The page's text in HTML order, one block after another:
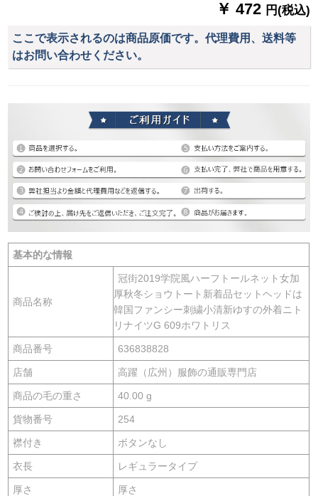
￥ 472 円(税込)
ここで表示されるのは商品原価です。代理費用、送料等
はお問い合わせください。
基本的な情報
商品名称
冠街2019学院風ハーフトールネット女加
厚秋冬ショウトート新着品セットヘッドは
韓国ファンシー刺繍小清新ゆすの外着ニト
リナイツG 609ホワトリス
商品番号 636838828
店舗 高躍（広州）服飾の通販専門店
商品の毛の重さ 40.00 g
貨物番号 254
襟付き ボタンなし
衣長 レギュラータイプ
厚さ 厚さ